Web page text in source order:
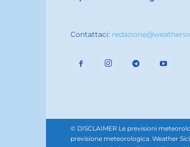
Contattaci:
© DISCLAIMER Le previsioni
previsione meteorologica. Weather